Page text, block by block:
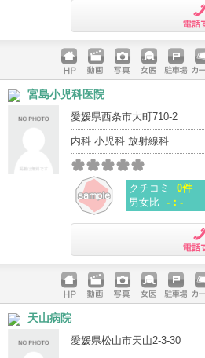
ホームペ
ージ
動画 写真 女医 駐車場
クレ
宮島小児科医院
愛媛県西条市大町710-2
内科 小児科 放射線科
クチコミ
0件
男女比 -：-
ホームペ
ージ
動画 写真 女医 駐車場
クレ
天山病院
愛媛県松山市天山2-3-30